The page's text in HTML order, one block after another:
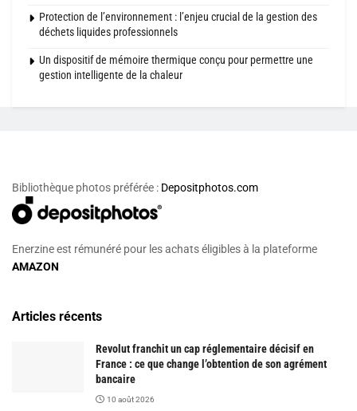
Protection de l’environnement : l’enjeu crucial de la gestion des
déchets liquides professionnels
Un dispositif de mémoire thermique conçu pour permettre une
gestion intelligente de la chaleur
Bibliothèque photos préférée : Depositphotos.com
Enerzine est rémunéré pour les achats éligibles à la plateforme
AMAZON
Articles récents
Revolut franchit un cap réglementaire décisif en
France : ce que change l’obtention de son agrément
bancaire
10 août 2026